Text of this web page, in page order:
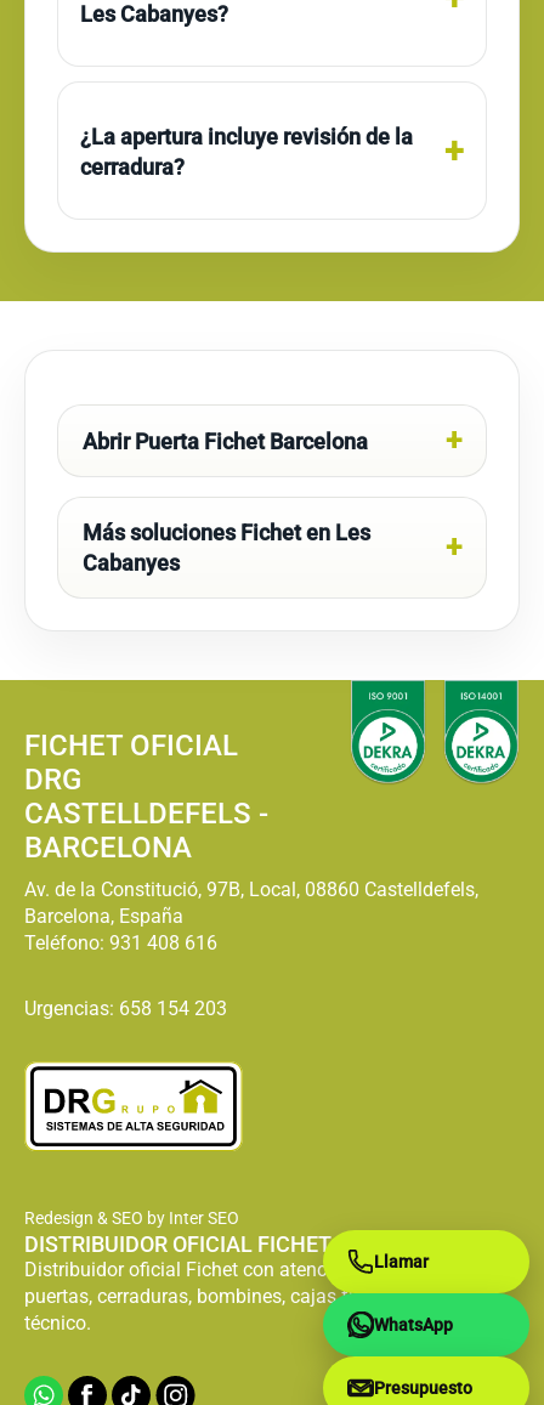
Les Cabanyes?
¿La apertura incluye revisión de la
cerradura?
Abrir Puerta Fichet Barcelona
Más soluciones Fichet en Les
Cabanyes
FICHET OFICIAL
DRG
CASTELLDEFELS -
BARCELONA
Av. de la Constitució, 97B, Local, 08860 Castelldefels,
Barcelona, España
Teléfono: 931 408 616
Urgencias: 658 154 203
Redesign & SEO by Inter SEO
DISTRIBUIDOR OFICIAL FICHET
Distribuidor oficial Fichet con atención especializada en
puertas, cerraduras, bombines, cajas fuertes y servicio
técnico.
Llamar
WhatsApp
Presupuesto